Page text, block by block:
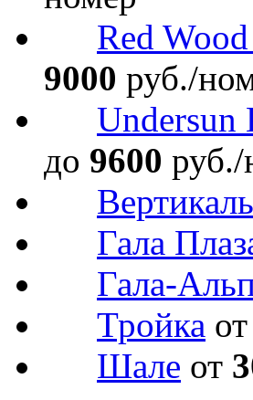
Red
9000 руб./
Undersun
до 9600
Вертикаль
Гала
Гала-
Тройка от
Шале от